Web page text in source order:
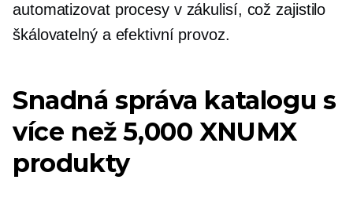
automatizovat procesy v zákulisí, což zajistilo
škálovatelný a efektivní provoz.
Snadná správa katalogu s
více než 5,000 XNUMX
produkty